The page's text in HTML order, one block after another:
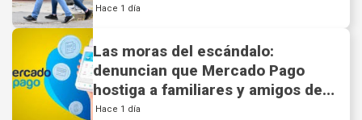
Hace 1 día
Las moras del escándalo:
denuncian que Mercado Pago
hostiga a familiares y amigos de
deudores.
Hace 1 día